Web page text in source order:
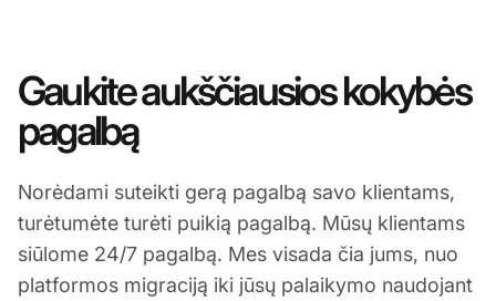
Gaukite aukščiausios kokybės
pagalbą
Norėdami suteikti gerą pagalbą savo klientams,
turėtumėte turėti puikią pagalbą. Mūsų klientams
siūlome 24/7 pagalbą. Mes visada čia jums, nuo
platformos migraciją iki jūsų palaikymo naudojant